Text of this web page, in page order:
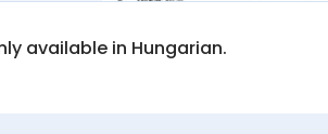
available in Hungarian.